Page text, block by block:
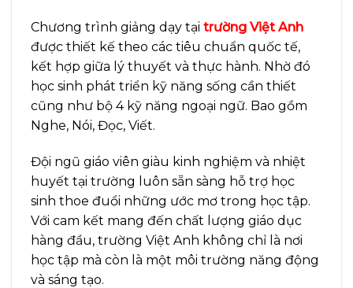
Chương trình giảng dạy tại trường Việt Anh
được thiết kế theo các tiêu chuẩn quốc tế,
kết hợp giữa lý thuyết và thực hành. Nhờ đó
học sinh phát triển kỹ năng sống cần thiết
cũng như bộ 4 kỹ năng ngoại ngữ. Bao gồm
Nghe, Nói, Đọc, Viết.
Đội ngũ giáo viên giàu kinh nghiệm và nhiệt
huyết tại trường luôn sẵn sàng hỗ trợ học
sinh thoe đuổi những ước mơ trong học tập.
Với cam kết mang đến chất lượng giáo dục
hàng đầu, trường Việt Anh không chỉ là nơi
học tập mà còn là một môi trường năng động
và sáng tạo.